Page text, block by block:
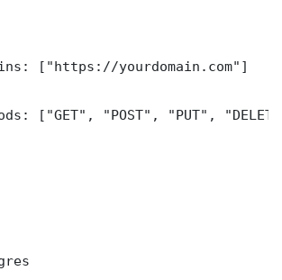
["https://yourdomain.com"]
["GET", "POST", "PUT",